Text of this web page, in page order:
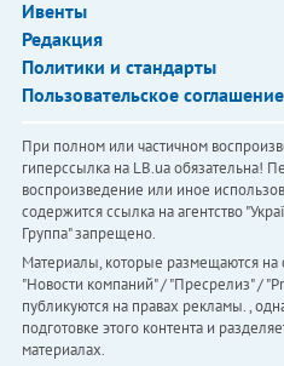
Ивенты
Редакция
Политики и стандарты
Пользовательское соглашение
При полном или частичном
гиперссылка на LB.ua обязательна!
воспроизведение или иное
содержится ссылка на агентство
Группа" запрещено.
Материалы, которые размещаются на
"Новости компаний" / "Пресрелиз" /
публикуются на правах рекламы. ,
подготовке этого контента и
материалах.